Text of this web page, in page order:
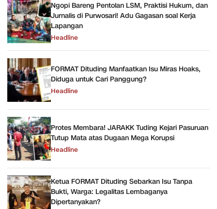
Ngopi Bareng Pentolan LSM, Praktisi Hukum, dan
Jurnalis di Purwosari! Adu Gagasan soal Kerja
Lapangan
Headline
FORMAT Dituding Manfaatkan Isu Miras Hoaks,
Diduga untuk Cari Panggung?
Headline
Protes Membara! JARAKK Tuding Kejari Pasuruan
Tutup Mata atas Dugaan Mega Korupsi
Headline
Ketua FORMAT Dituding Sebarkan Isu Tanpa
Bukti, Warga: Legalitas Lembaganya
Dipertanyakan?